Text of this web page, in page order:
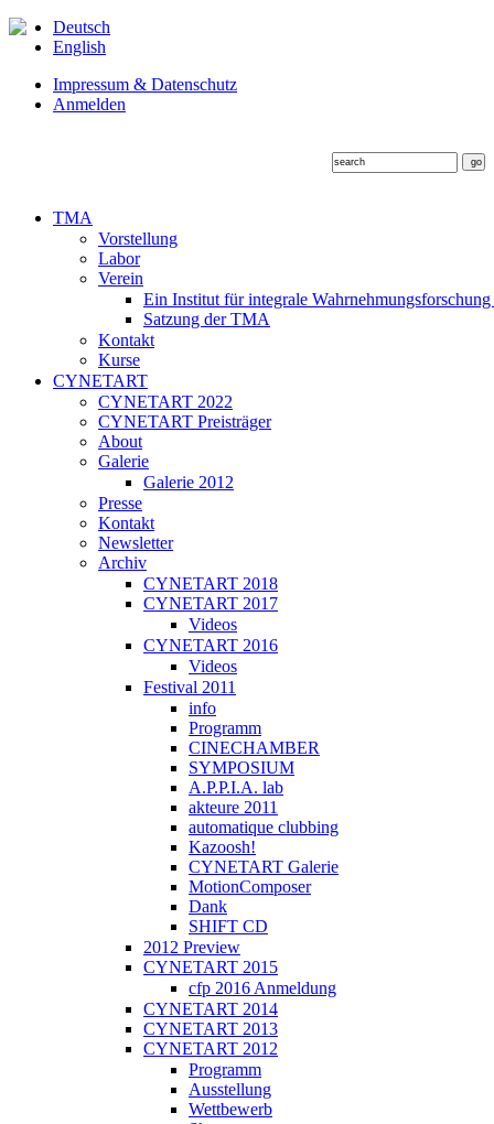
Deutsch
English
Impressum & Datenschutz
Anmelden
TMA
Vorstellung
Labor
Verein
Ein Institut für integrale
Satzung der TMA
Kontakt
Kurse
CYNETART
CYNETART 2022
CYNETART Preisträger
About
Galerie
Galerie 2012
Presse
Kontakt
Newsletter
Archiv
CYNETART 2018
CYNETART 2017
Videos
CYNETART 2016
Videos
Festival 2011
info
Programm
CINECHAMBER
SYMPOSIUM
A.P.P.I.A. lab
akteure 2011
automatique clubbing
Kazoosh!
CYNETART Galerie
MotionComposer
Dank
SHIFT CD
2012 Preview
CYNETART 2015
cfp 2016 Anmeldung
CYNETART 2014
CYNETART 2013
CYNETART 2012
Programm
Ausstellung
Wettbewerb